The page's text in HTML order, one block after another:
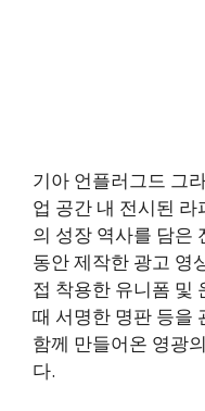
기아 언플러그드 그
업 공간 내 전시된
의 성장 역사를 담은
동안 제작한 광고 영
접 착용한 유니폼 및
때 서명한 명판 등을
함께 만들어온 영광
다.